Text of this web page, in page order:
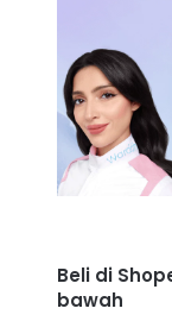
Beli di
bawah